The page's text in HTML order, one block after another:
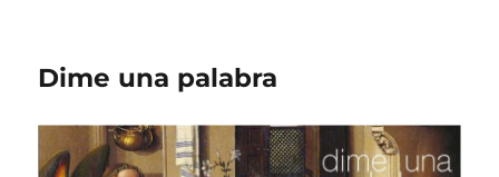
Dime una palabra